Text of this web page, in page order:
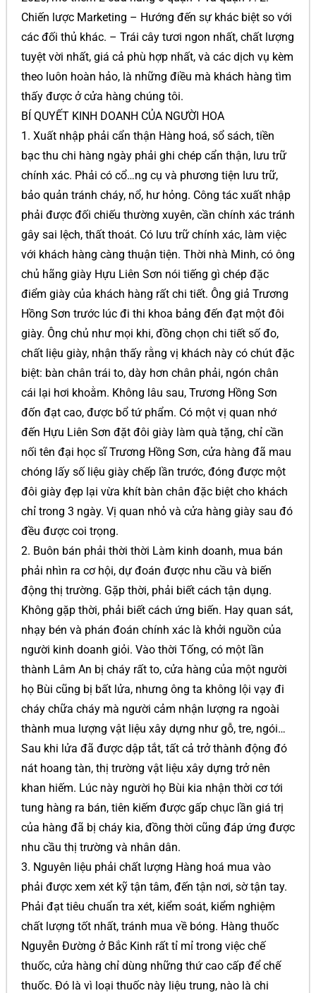
Chiến lược Marketing – Hướng đến sự khác biệt so với
các đối thủ khác. – Trái cây tươi ngon nhất, chất lượng
tuyệt vời nhất, giá cả phù hợp nhất, và các dịch vụ kèm
theo luôn hoàn hảo, là những điều mà khách hàng tìm
thấy được ở cửa hàng chúng tôi.
BÍ QUYẾT KINH DOANH CỦA NGƯỜI HOA
1. Xuất nhập phải cẩn thận Hàng hoá, sổ sách, tiền
bạc thu chi hàng ngày phải ghi chép cẩn thận, lưu trữ
chính xác. Phải có cổ…ng cụ và phương tiện lưu trữ,
bảo quản tránh cháy, nổ, hư hỏng. Công tác xuất nhập
phải được đối chiếu thường xuyên, cần chính xác tránh
gây sai lệch, thất thoát. Có lưu trữ chính xác, làm việc
với khách hàng càng thuận tiện. Thời nhà Minh, có ông
chủ hãng giày Hựu Liên Sơn nói tiếng gì chép đặc
điểm giày của khách hàng rất chi tiết. Ông giả Trương
Hồng Sơn trước lúc đi thi khoa bảng đến đạt một đôi
giày. Ông chủ như mọi khi, đồng chọn chi tiết số đo,
chất liệu giày, nhận thấy rằng vị khách này có chút đặc
biệt: bàn chân trái to, dày hơn chân phải, ngón chân
cái lại hơi khoằm. Không lâu sau, Trương Hồng Sơn
đốn đạt cao, được bổ tứ phẩm. Có một vị quan nhớ
đến Hựu Liên Sơn đặt đôi giày làm quà tặng, chỉ cần
nối tên đại học sĩ Trương Hồng Sơn, cửa hàng đã mau
chóng lấy số liệu giày chếp lần trước, đóng được một
đôi giày đẹp lại vừa khít bàn chân đặc biệt cho khách
chỉ trong 3 ngày. Vị quan nhỏ và cửa hàng giày sau đó
đều được coi trọng.
2. Buôn bán phải thời thời Làm kinh doanh, mua bán
phải nhìn ra cơ hội, dự đoán được nhu cầu và biến
động thị trường. Gặp thời, phải biết cách tận dụng.
Không gặp thời, phải biết cách ứng biến. Hay quan sát,
nhạy bén và phán đoán chính xác là khởi nguồn của
người kinh doanh giỏi. Vào thời Tống, có một lần
thành Lâm An bị cháy rất to, cửa hàng của một người
họ Bùi cũng bị bất lửa, nhưng ông ta không lội vạy đi
cháy chữa cháy mà người cảm nhận lượng ra ngoài
thành mua lượng vật liệu xây dựng như gỗ, tre, ngói…
Sau khi lửa đã được dập tắt, tất cả trở thành động đó
nát hoang tàn, thị trường vật liệu xây dựng trở nên
khan hiếm. Lúc này người họ Bùi kia nhận thời cơ tới
tung hàng ra bán, tiên kiếm được gấp chục lần giá trị
của hàng đã bị cháy kia, đồng thời cũng đáp ứng được
nhu cầu thị trường và nhân dân.
3. Nguyên liệu phải chất lượng Hàng hoá mua vào
phải được xem xét kỹ tận tâm, đến tận nơi, sờ tận tay.
Phải đạt tiêu chuẩn tra xét, kiểm soát, kiểm nghiệm
chất lượng tốt nhất, tránh mua về bóng. Hàng thuốc
Nguyễn Đường ở Bắc Kinh rất tỉ mỉ trong việc chế
thuốc, cửa hàng chỉ dùng những thứ cao cấp để chế
thuốc. Đó là vì loại thuốc này liệu trung, nào là chi